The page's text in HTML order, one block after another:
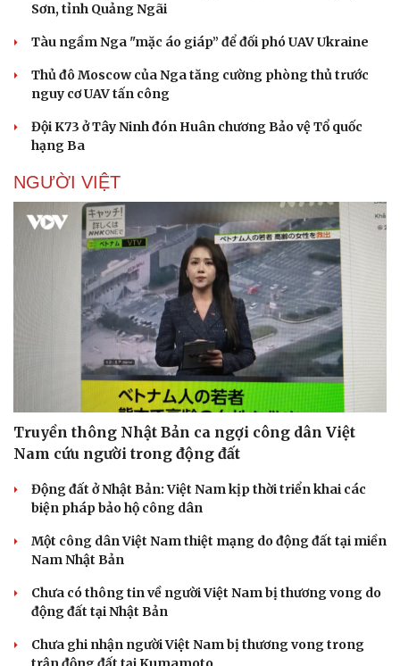
Sơn, tỉnh Quảng Ngãi
Tàu ngầm Nga "mặc áo giáp” để đối phó UAV Ukraine
Thủ đô Moscow của Nga tăng cường phòng thủ trước
nguy cơ UAV tấn công
Đội K73 ở Tây Ninh đón Huân chương Bảo vệ Tổ quốc
hạng Ba
NGƯỜI VIỆT
Truyền thông Nhật Bản ca ngợi công dân Việt
Nam cứu người trong động đất
Động đất ở Nhật Bản: Việt Nam kịp thời triển khai các
biện pháp bảo hộ công dân
Một công dân Việt Nam thiệt mạng do động đất tại miền
Nam Nhật Bản
Chưa có thông tin về người Việt Nam bị thương vong do
động đất tại Nhật Bản
Chưa ghi nhận người Việt Nam bị thương vong trong